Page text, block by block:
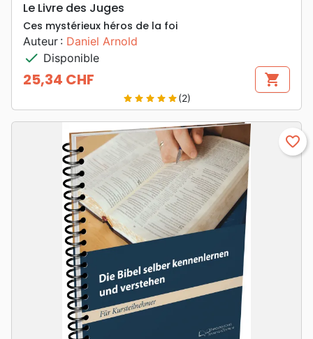
Le Livre des Juges
Ces mystérieux héros de la foi
Auteur : Daniel Arnold
check Disponible
Prix
25,34 CHF shopping_cart
star star star star star(2)
favorite_border